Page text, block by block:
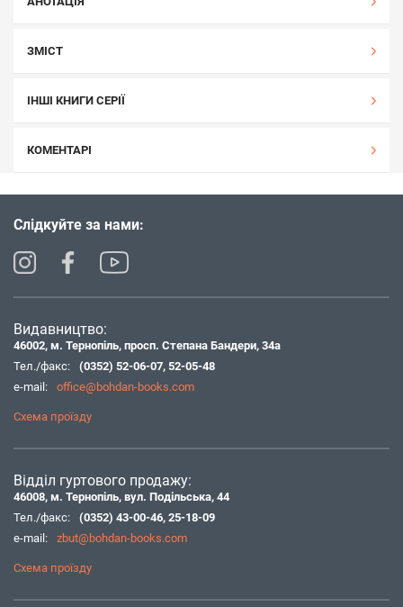
ЗМІСТ
ІНШІ КНИГИ СЕРІЇ
КОМЕНТАРІ
Слідкуйте за нами:
Видавництво:
46002, м. Тернопіль, просп. Степана Бандери, 34а
Тел./факс:
(0352) 52-06-07, 52-05-48
e-mail:
office@bohdan-books.com
Схема проїзду
Відділ гуртового продажу:
46008, м. Тернопіль, вул. Подільська, 44
Тел./факс:
(0352) 43-00-46, 25-18-09
e-mail:
zbut@bohdan-books.com
Схема проїзду